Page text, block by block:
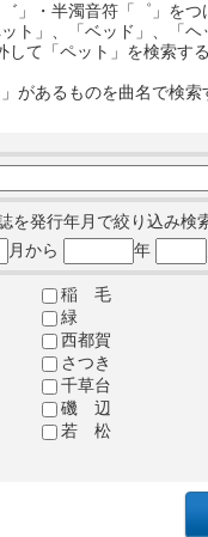
」・半濁音符「゜」を
ト」、「ベッド」、「
して「ペット」を検索
があるものを曲名で検
を発行年月で絞り込み検
月から 年
稲 毛
緑
西都賀
さつき
千草台
磯 辺
若 松